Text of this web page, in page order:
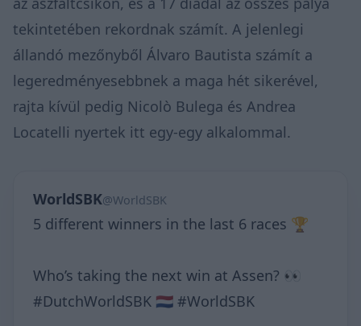
tekintetében rekordnak számít. A jelenlegi
állandó mezőnyből Álvaro Bautista számít a
legeredményesebbnek a maga hét sikerével,
rajta kívül pedig Nicolò Bulega és Andrea
Locatelli nyertek itt egy-egy alkalommal.
WorldSBK@WorldSBK
5 different winners in the last 6 races 🏆
Who’s taking the next win at Assen? 👀
#DutchWorldSBK 🇳🇱 #WorldSBK